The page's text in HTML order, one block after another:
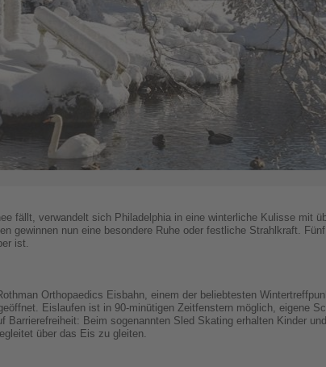
fällt, verwandelt sich Philadelphia in eine winterliche Kulisse mit
gewinnen nun eine besondere Ruhe oder festliche Strahlkraft.
ist.
Orthopaedics Eisbahn, einem der beliebtesten
Eislaufen ist in 90-minütigen Zeitfenstern möglich, eigene
Barrierefreiheit: Beim sogenannten Sled Skating erhalten Kinder
über das Eis zu gleiten.